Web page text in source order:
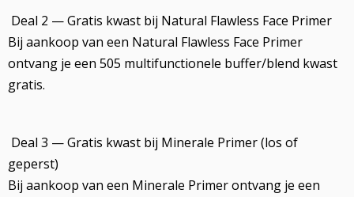
Deal 2 — Gratis kwast bij Natural Flawless Face Primer
Bij aankoop van een Natural Flawless Face Primer
ontvang je een 505 multifunctionele buffer/blend kwast
gratis.
Deal 3 — Gratis kwast bij Minerale Primer (los of
geperst)
Bij aankoop van een Minerale Primer ontvang je een